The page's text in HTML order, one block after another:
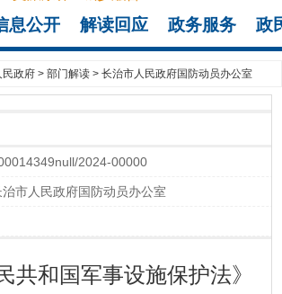
息公开 解读回应 政务服务 政
民政府 > 部门解读 > 长治市人民政府国防动员办公室
2024-00000
治市人民政府国防动员办公室
共和国军事设施保护法》